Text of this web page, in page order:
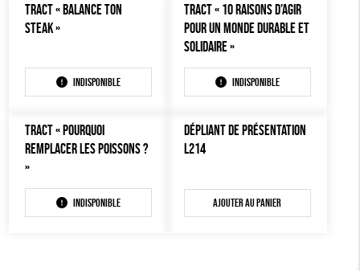
CUISINE / NUTRITION
BADGES
TRACT « BALANCE TON
STEAK »
Indisponible
TRACT « 10 RAISONS D’AGIR
POUR UN MONDE DURABLE ET
SOLIDAIRE »
Indisponible
TRACT « POURQUOI
REMPLACER LES POISSONS ?
»
Indisponible
DÉPLIANT DE PRÉSENTATION
L214
Ajouter au panier